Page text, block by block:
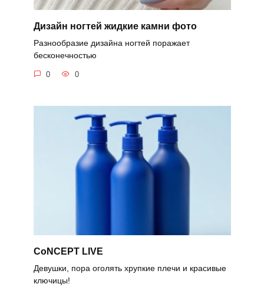
Дизайн ногтей жидкие камни фото
Разнообразие дизайна ногтей поражает
бесконечностью
0 0
CoNCEPT LIVE
Девушки, пора оголять хрупкие плечи и красивые
ключицы!